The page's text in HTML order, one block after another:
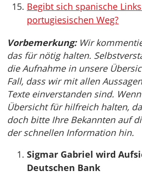
Begibt sich spanische
portugiesischen Weg?
Vorbemerkung:Wir
das für nötig halten.
die Aufnahme in unsere
Fall, dass wir mit allen
Texte einverstanden sind.
Übersicht für hilfreich halten,
doch bitte Ihre Bekannten auf
der schnellen Information hin.
Sigmar Gabriel wird
Deutschen Bank